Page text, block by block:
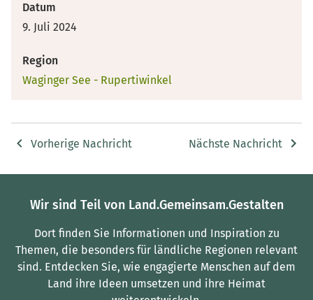
Datum
9. Juli 2024
Region
Waginger See - Rupertiwinkel
Vorherige Nachricht Nächste Nachricht
Wir sind Teil von Land.Gemeinsam.Gestalten
Dort finden Sie Informationen und Inspiration zu
Themen, die besonders für ländliche Regionen relevant
sind. Entdecken Sie, wie engagierte Menschen auf dem
Land ihre Ideen umsetzen und ihre Heimat